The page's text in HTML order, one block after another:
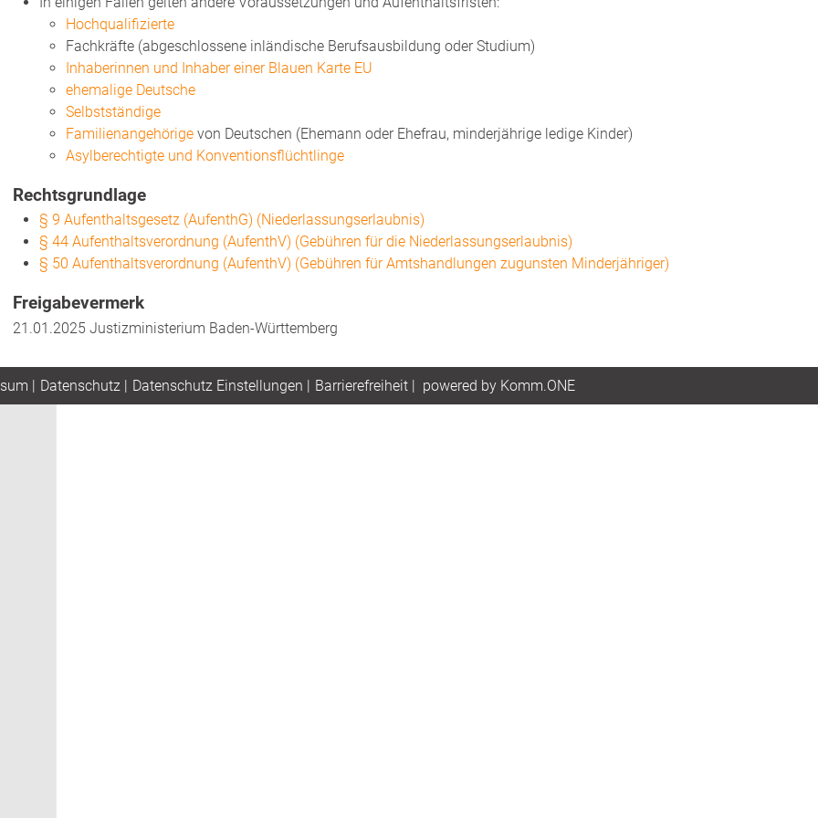
Hochqualifizierte
Fachkräfte (abgeschlossene inländische Berufsausbildung oder Studium)
Inhaberinnen und Inhaber einer Blauen Karte EU
ehemalige Deutsche
Selbstständige
Familienangehörigevon Deutschen (Ehemann oder Ehefrau, minderjährige ledige Kinder)
Asylberechtigte und Konventionsflüchtlinge
Rechtsgrundlage
§ 9 Aufenthaltsgesetz (AufenthG) (Niederlassungserlaubnis)
§ 44 Aufenthaltsverordnung (AufenthV) (Gebühren für die Niederlassungserlaubnis)
§ 50 Aufenthaltsverordnung (AufenthV) (Gebühren für Amtshandlungen zugunsten Minderjähriger)
Freigabevermerk
21.01.2025 Justizministerium Baden-Württemberg
| Datenschutz | Datenschutz Einstellungen | Barrierefreiheit | powered by Komm.ONE